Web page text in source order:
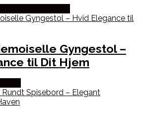
Gyngestol –
til Dit Hjem